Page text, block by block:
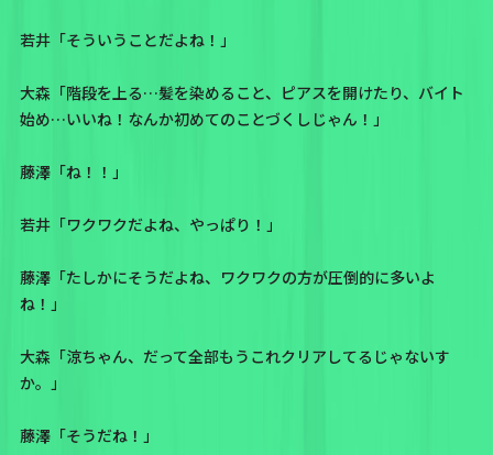
若井「そういうことだよね！」
大森「階段を上る…髪を染めること、ピアスを開けたり、バイト
始め…いいね！なんか初めてのことづくしじゃん！」
藤澤「ね！！」
若井「ワクワクだよね、やっぱり！」
藤澤「たしかにそうだよね、ワクワクの方が圧倒的に多いよ
ね！」
大森「涼ちゃん、だって全部もうこれクリアしてるじゃないす
か。」
藤澤「そうだね！」